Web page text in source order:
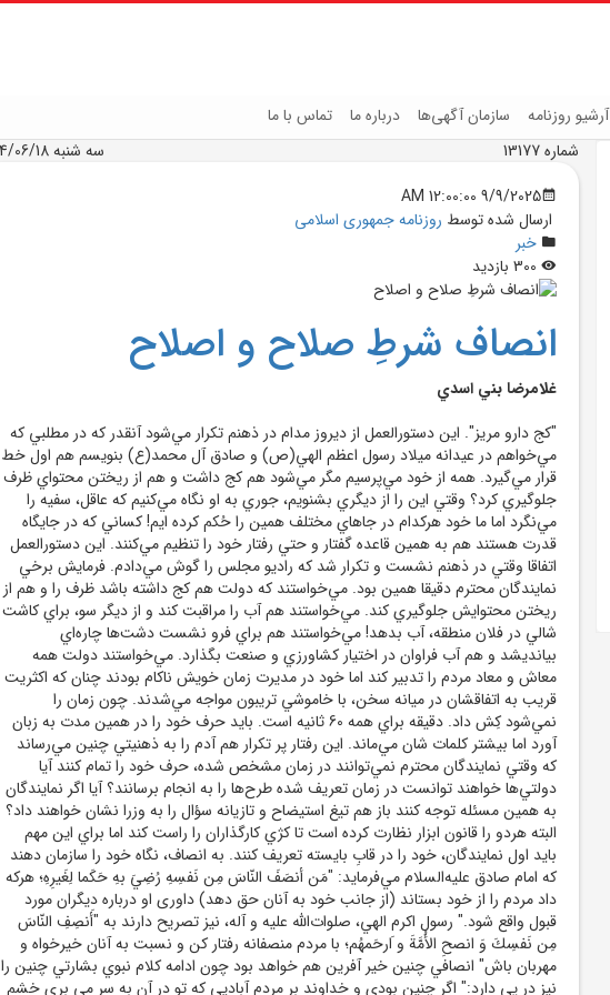
آرشیو روزنامه سازمان آگهی‌ها درباره ما تماس با ما
شماره 13177
سه شنبه 1404/06/18
9/9/2025 12:00:00 AM
ارسال شده توسط روزنامه جمهوری اسلامی
خبر
انصاف شرطِ صلاح و اصلاح
غلامرضا بني اسدي
"کج دارو مريز". اين دستورالعمل از ديروز مدام در ذهنم تکرار مي‌شود آنقدر که در مطلبي که
مي‌خواهم در عيدانه ميلاد رسول اعظم الهي(ص) و صادق آل محمد(ع) بنويسم هم اول خط
قرار مي‌گيرد. همه از خود مي‌پرسيم مگر مي‌شود هم کج داشت و هم از ريختن محتواي ظرف
جلوگيري کرد؟ وقتي اين را از ديگري بشنويم، جوري به او نگاه مي‌کنيم که عاقل، سفيه را
مي‌نگرد اما ما خود هرکدام در جاهاي مختلف همين را حُکم کرده ايم! کساني که در جايگاه
قدرت هستند هم به همين قاعده گفتار و حتي رفتار خود را تنظيم مي‌کنند. اين دستورالعمل
اتفاقا وقتي در ذهنم نشست و تکرار شد که راديو مجلس را گوش مي‌دادم. فرمايش برخي
نمايندگان محترم دقيقا همين بود. مي‌خواستند که دولت هم کج داشته باشد ظرف را و هم از
ريختن محتوايش جلوگيري کند. مي‌خواستند هم آب را مراقبت کند و از ديگر سو، براي کاشت
شالي در فلان منطقه، آب بدهد! مي‌خواستند هم براي فرو نشست دشت‌ها چاره‌اي
بيانديشد و هم آب فراوان در اختيار کشاورزي و صنعت بگذارد. مي‌خواستند دولت همه
معاش و معاد مردم را تدبير کند اما خود در مديرت زمان خويش ناکام بودند چنان که اکثريت
قريب به اتفاقشان در ميانه سخن، با خاموشي تريبون مواجه مي‌شدند. چون زمان را
نمي‌شود کِش داد. دقيقه براي همه 60 ثانيه است. بايد حرف خود را در همين مدت به زبان
آورد اما بيشتر کلمات شان مي‌ماند. اين رفتار پر تکرار هم آدم را به ذهنيتي چنين مي‌رساند
که وقتي نمايندگان محترم نمي‌توانند در زمان مشخص شده، حرف خود را تمام کنند آيا
دولتي‌ها خواهند توانست در زمان تعريف شده طرح‌ها را به انجام برسانند؟ آيا اگر نمايندگان
به همين مسئله توجه کنند باز هم تيغ استيضاح و تازيانه سؤال را به وزرا نشان خواهند داد؟
البته هردو را قانون ابزار نظارت کرده است تا کژي کارگذاران را راست کند اما براي اين مهم
بايد اول نمايندگان، خود را در قابِ بايسته تعريف کنند. به انصاف، نگاه خود را سازمان دهند
که امام صادق عليه‌السلام مي‌فرمايد: "مَن أنصَفَ النّاسَ مِن نَفسِهِ رُضِيَ بهِ حَكَما لِغَيرِهِ؛ هركه
داد مردم را از خود بستاند (از جانب خود به آنان حق دهد) داورى او درباره ديگران مورد
قبول واقع شود." رسول اکرم الهي، صلوات‌الله عليه و آله، نيز تصريح دارند به "أَنصِفِ النّاسَ
مِن نَفسِكَ وَ انصحِ الأُمَّةَ و َارحَمهُم؛ با مردم منصفانه رفتار كن و نسبت به آنان خيرخواه و
مهربان باش" انصافي چنين خير آفرين هم خواهد بود چون ادامه کلام نبوي بشارتي چنين را
نيز در پي دارد:" اگر چنين بودى و خداوند بر مردم آباديى كه تو در آن به سر مى ‏برى خشم